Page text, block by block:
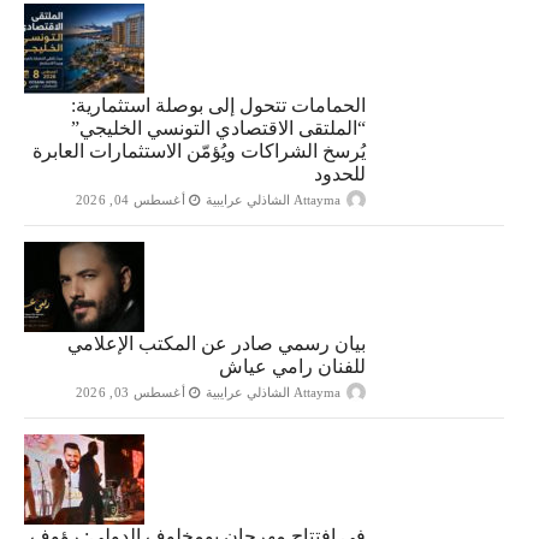
الحمامات تتحول إلى بوصلة استثمارية:
“الملتقى الاقتصادي التونسي الخليجي”
يُرسخ الشراكات ويُؤمّن الاستثمارات العابرة
للحدود
Attayma الشاذلي عرايبية أغسطس 04, 2026
بيان رسمي صادر عن المكتب الإعلامي
للفنان رامي عياش
Attayma الشاذلي عرايبية أغسطس 03, 2026